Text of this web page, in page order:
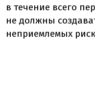
в течение всего
не должны
неприемлемых